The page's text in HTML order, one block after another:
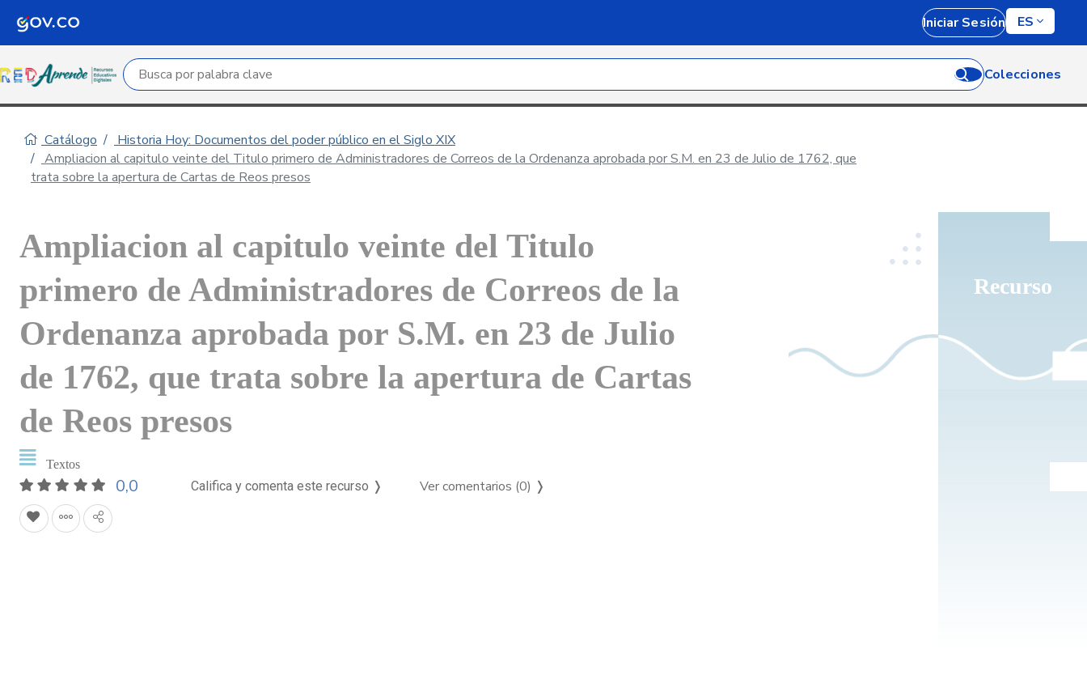
Iniciar Sesión ES
Campo de búsqueda por palabra clave Colecciones
Catálogo
Historia Hoy: Documentos del poder público en el Siglo XIX
Ampliacion al capitulo veinte del Titulo primero de Administradores de Correos de la Ordenanza aprobada por S.M. en 23 de Julio de 1762, que
trata sobre la apertura de Cartas de Reos presos
Recurso
Ampliacion al capitulo veinte del Titulo
primero de Administradores de Correos de la
Ordenanza aprobada por S.M. en 23 de Julio
de 1762, que trata sobre la apertura de Cartas
de Reos presos
Textos
0,0 Califica y comenta este recurso ❭ Ver comentarios (0) ❭